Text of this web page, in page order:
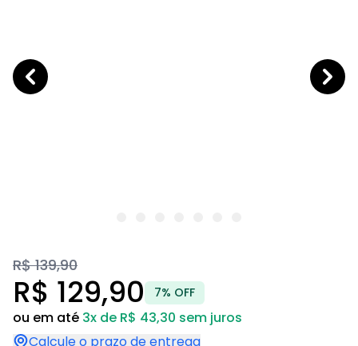
R$ 139,90
R$ 129,90 7% OFF
ou em até 3x de R$ 43,30 sem juros
Calcule o prazo de entrega